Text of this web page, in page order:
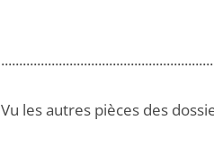
Vu les autres pièces des